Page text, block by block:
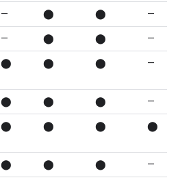
— ⬤ ⬤ —
— ⬤ ⬤ —
⬤ ⬤ ⬤ —
⬤ ⬤ ⬤ —
⬤ ⬤ ⬤ ⬤
⬤ ⬤ ⬤ —